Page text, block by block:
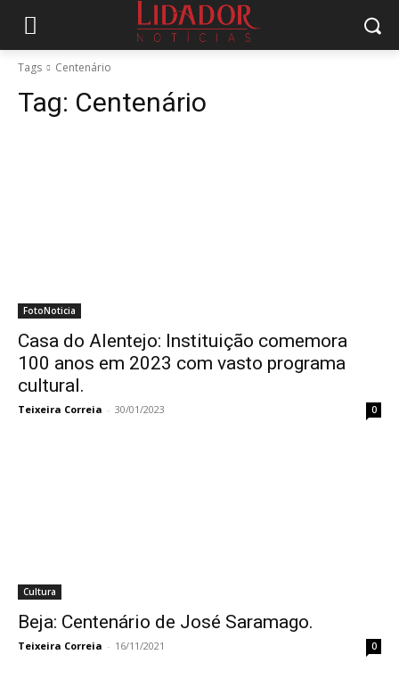
Tags Centenário
Tag: Centenário
FotoNoticia
Casa do Alentejo: Instituição comemora
100 anos em 2023 com vasto programa
cultural.
Teixeira Correia - 30/01/2023 0
Cultura
Beja: Centenário de José Saramago.
Teixeira Correia - 16/11/2021 0